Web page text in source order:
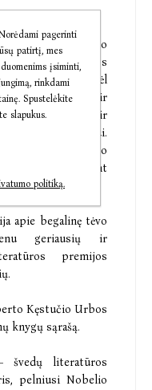
neturtingo
dukros Klaros
širdis plaka tik dėl
Giula užauga ir
meilė dukrai ir
protą senam tėvui.
karalienė, o
laukiantis grįžtant
apie begalinę tėvo
geriausių ir
premijos
Kęstučio Urbos
knygų sąrašą.
švedų literatūros
pelniusi Nobelio
pagerinti
patirtį, mes
įsiminti,
rinkdami
Spustelėkite
slapukus.
politiką.